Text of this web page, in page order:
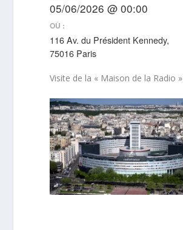
05/06/2026 @ 00:00
OÙ :
116 Av. du Président Kennedy,
75016 Paris
Visite de la « Maison de la Radio »